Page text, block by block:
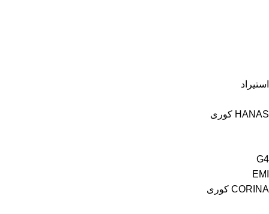
استيراد
HANAS كورى
G4
EMI
CORINA كورى